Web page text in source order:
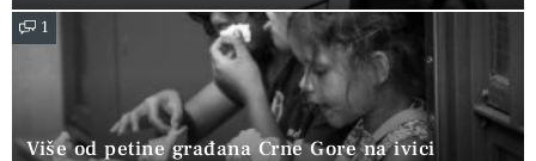
1
Više od petine građana Crne Gore na ivici